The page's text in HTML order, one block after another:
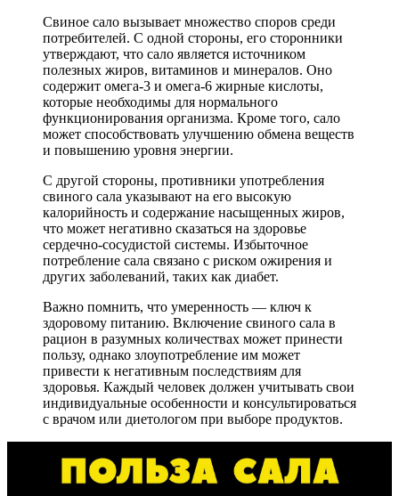
Свиное сало вызывает множество споров среди
потребителей. С одной стороны, его сторонники
утверждают, что сало является источником
полезных жиров, витаминов и минералов. Оно
содержит омега-3 и омега-6 жирные кислоты,
которые необходимы для нормального
функционирования организма. Кроме того, сало
может способствовать улучшению обмена веществ
и повышению уровня энергии.
С другой стороны, противники употребления
свиного сала указывают на его высокую
калорийность и содержание насыщенных жиров,
что может негативно сказаться на здоровье
сердечно-сосудистой системы. Избыточное
потребление сала связано с риском ожирения и
других заболеваний, таких как диабет.
Важно помнить, что умеренность — ключ к
здоровому питанию. Включение свиного сала в
рацион в разумных количествах может принести
пользу, однако злоупотребление им может
привести к негативным последствиям для
здоровья. Каждый человек должен учитывать свои
индивидуальные особенности и консультироваться
с врачом или диетологом при выборе продуктов.